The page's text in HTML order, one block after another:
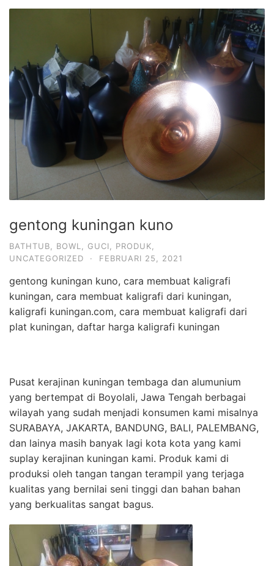
gentong kuningan kuno
BATHTUB BOWL GUCI PRODUK
UNCATEGORIZED
· FEBRUARI 25, 2021
gentong kuningan kuno, cara membuat kaligrafi
kuningan, cara membuat kaligrafi dari kuningan,
kaligrafi kuningan.com, cara membuat kaligrafi dari
plat kuningan, daftar harga kaligrafi kuningan
Pusat kerajinan kuningan tembaga dan alumunium
yang bertempat di Boyolali, Jawa Tengah berbagai
wilayah yang sudah menjadi konsumen kami misalnya
SURABAYA, JAKARTA, BANDUNG, BALI, PALEMBANG,
dan lainya masih banyak lagi kota kota yang kami
suplay kerajinan kuningan kami. Produk kami di
produksi oleh tangan tangan terampil yang terjaga
kualitas yang bernilai seni tinggi dan bahan bahan
yang berkualitas sangat bagus.